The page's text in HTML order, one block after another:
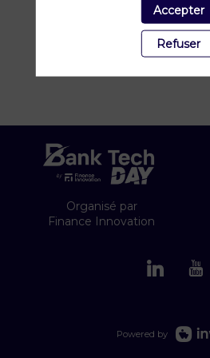
projets entrepreneuriaux
d'entreprise) en les aidant à
nouveaux produits et
Organisé par
Finance Innovation
Powered by
Accepter
Refuser